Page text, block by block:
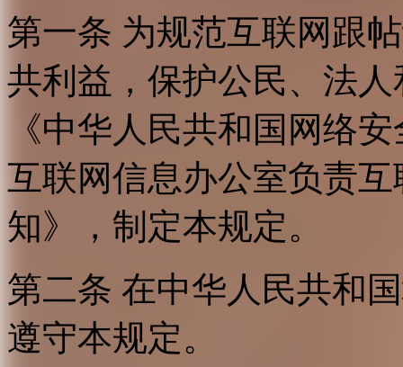
第一条 为规范互联网跟
共利益，保护公民、法
《中华人民共和国网络
互联网信息办公室负责
知》，制定本规定。
第二条 在中华人民共和
遵守本规定。